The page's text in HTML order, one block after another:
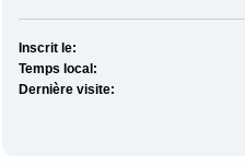
Inscrit le:
Temps local:
Dernière visite: